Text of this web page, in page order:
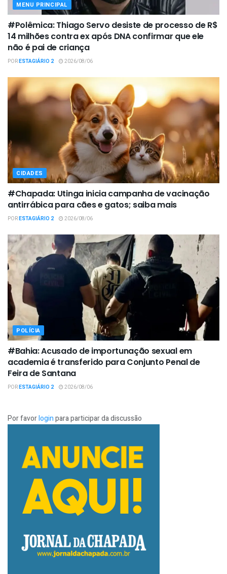
MENU PRINCIPAL
#Polêmica: Thiago Servo desiste de processo de R$
14 milhões contra ex após DNA confirmar que ele
não é pai de criança
PORESTAGIÁRIO 2 2026/08/06
CIDADES
#Chapada: Utinga inicia campanha de vacinação
antirrábica para cães e gatos; saiba mais
PORESTAGIÁRIO 2 2026/08/06
POLÍCIA
#Bahia: Acusado de importunação sexual em
academia é transferido para Conjunto Penal de
Feira de Santana
PORESTAGIÁRIO 2 2026/08/06
Por favorloginpara participar da discussão